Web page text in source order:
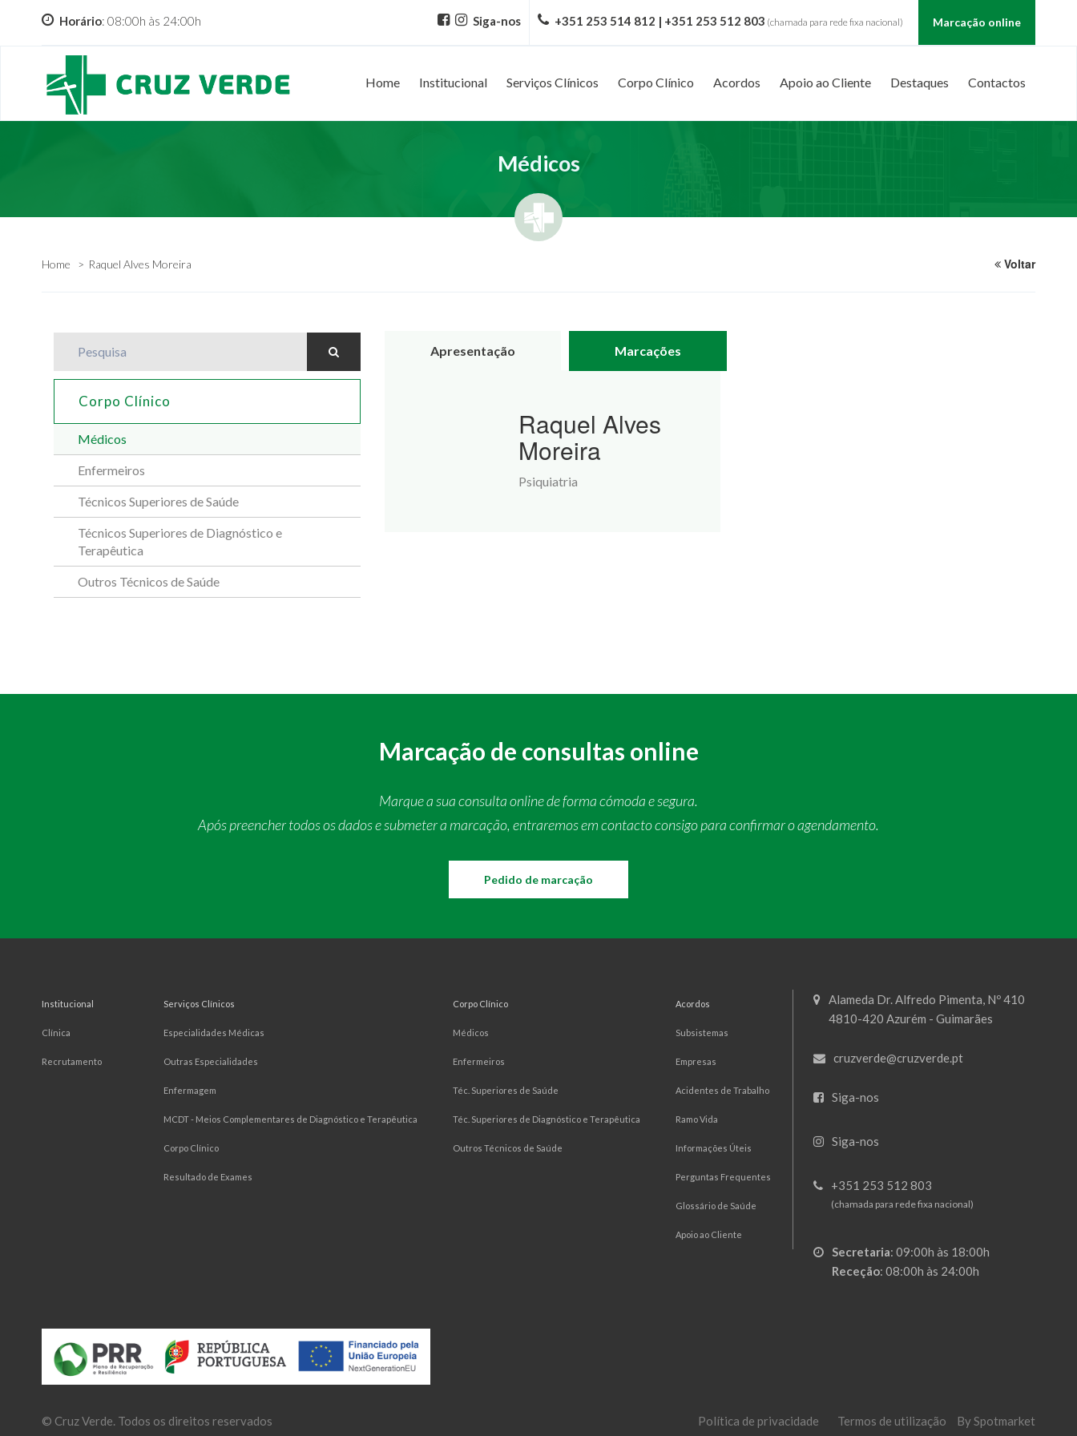
Horário: 08:00h às 24:00h Siga-nos +351 253 514 812 | +351 253 512 803 (chamada para rede fixa nacional) Marcação online
Home Institucional Serviços Clínicos Corpo Clínico Acordos Apoio ao Cliente Destaques Contactos
Médicos
Home Raquel Alves Moreira Voltar
Corpo Clínico
Médicos
Enfermeiros
Técnicos Superiores de Saúde
Técnicos Superiores de Diagnóstico e
Terapêutica
Outros Técnicos de Saúde
Apresentação Marcações
Raquel Alves
Moreira
Psiquiatria
Marcação de consultas online
Marque a sua consulta online de forma cómoda e segura.
Após preencher todos os dados e submeter a marcação, entraremos em contacto consigo para confirmar o agendamento.
Pedido de marcação
Institucional
Clínica
Recrutamento
Serviços Clínicos
Especialidades Médicas
Outras Especialidades
Enfermagem
MCDT - Meios Complementares de Diagnóstico e Terapêutica
Corpo Clínico
Resultado de Exames
Corpo Clínico
Médicos
Enfermeiros
Téc. Superiores de Saúde
Téc. Superiores de Diagnóstico e Terapêutica
Outros Técnicos de Saúde
Acordos
Subsistemas
Empresas
Acidentes de Trabalho
Ramo Vida
Informações Úteis
Perguntas Frequentes
Glossário de Saúde
Apoio ao Cliente
Alameda Dr. Alfredo Pimenta, Nº 410
4810-420 Azurém - Guimarães
cruzverde@cruzverde.pt
Siga-nos
Siga-nos
+351 253 512 803
(chamada para rede fixa nacional)
Secretaria: 09:00h às 18:00h
Receção: 08:00h às 24:00h
© Cruz Verde. Todos os direitos reservados Política de privacidade Termos de utilização By Spotmarket